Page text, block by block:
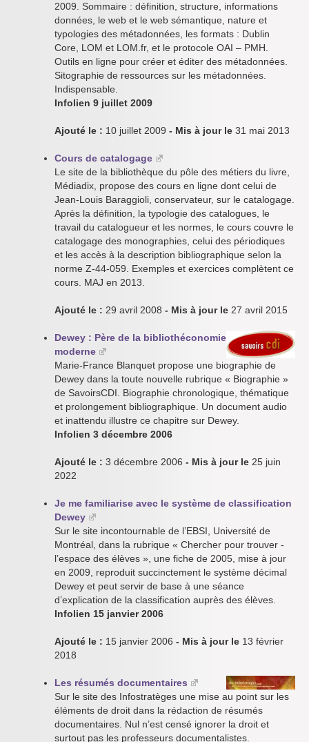
2009. Sommaire : définition, structure, informations
données, le web et le web sémantique, nature et
typologies des métadonnées, les formats : Dublin
Core, LOM et LOM.fr, et le protocole OAI – PMH.
Outils en ligne pour créer et éditer des métadonnées.
Sitographie de ressources sur les métadonnées.
Indispensable.
Infolien 9 juillet 2009
Ajouté le : 10 juillet 2009 - Mis à jour le 31 mai 2013
Cours de catalogage
Le site de la bibliothèque du pôle des métiers du livre,
Médiadix, propose des cours en ligne dont celui de
Jean-Louis Baraggioli, conservateur, sur le catalogage.
Après la définition, la typologie des catalogues, le
travail du catalogueur et les normes, le cours couvre le
catalogage des monographies, celui des périodiques
et les accès à la description bibliographique selon la
norme Z-44-059. Exemples et exercices complètent ce
cours. MAJ en 2013.
Ajouté le : 29 avril 2008 - Mis à jour le 27 avril 2015
Dewey : Père de la bibliothéconomie
moderne
Marie-France Blanquet propose une biographie de
Dewey dans la toute nouvelle rubrique « Biographie »
de SavoirsCDI. Biographie chronologique, thématique
et prolongement bibliographique. Un document audio
et inattendu illustre ce chapitre sur Dewey.
Infolien 3 décembre 2006
Ajouté le : 3 décembre 2006 - Mis à jour le 25 juin
2022
Je me familiarise avec le système de classification
Dewey
Sur le site incontournable de l’EBSI, Université de
Montréal, dans la rubrique « Chercher pour trouver -
l’espace des élèves », une fiche de 2005, mise à jour
en 2009, reproduit succinctement le système décimal
Dewey et peut servir de base à une séance
d’explication de la classification auprès des élèves.
Infolien 15 janvier 2006
Ajouté le : 15 janvier 2006 - Mis à jour le 13 février
2018
Les résumés documentaires
Sur le site des Infostratèges une mise au point sur les
éléments de droit dans la rédaction de résumés
documentaires. Nul n’est censé ignorer la droit et
surtout pas les professeurs documentalistes.